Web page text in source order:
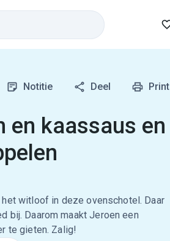
Notitie Deel Print
en kaassaus en
witloof in deze ovenschotel. Daar
bij. Daarom maakt Jeroen een
te gieten. Zalig!